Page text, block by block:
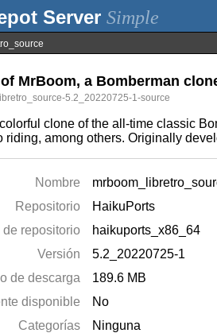
Simple
MrBoom, a Bomberman
5.2_20220725-1-source
clone of the all-time classic
riding, among others. Originally
Nombre
Repositorio
HaikuPorts
de repositorio
haikuports_x86_64
Versión
5.2_20220725-1
de descarga
189.6 MB
disponible
No
Categorías
Ninguna